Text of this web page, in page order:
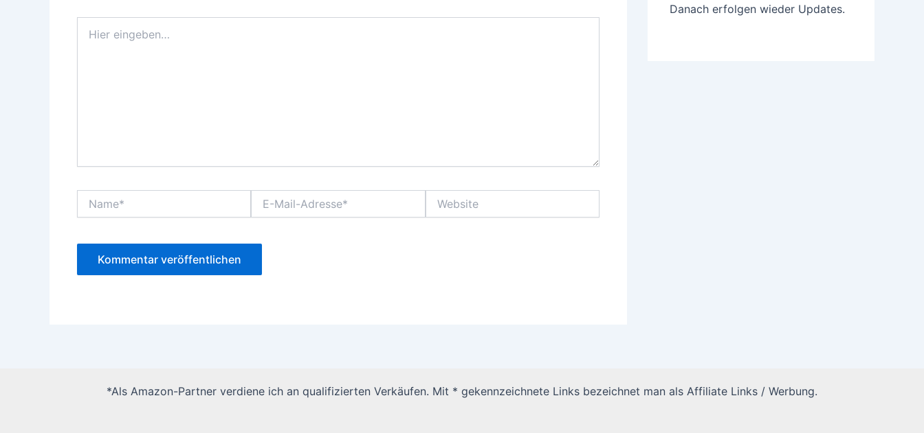
eingeben…
Mail-
Danach erfolgen wieder Updates.
*Als Amazon-Partner verdiene ich an qualifizierten Verkäufen. Mit * gekennzeichnete Links bezeichnet man als Affiliate Links / Werbung.